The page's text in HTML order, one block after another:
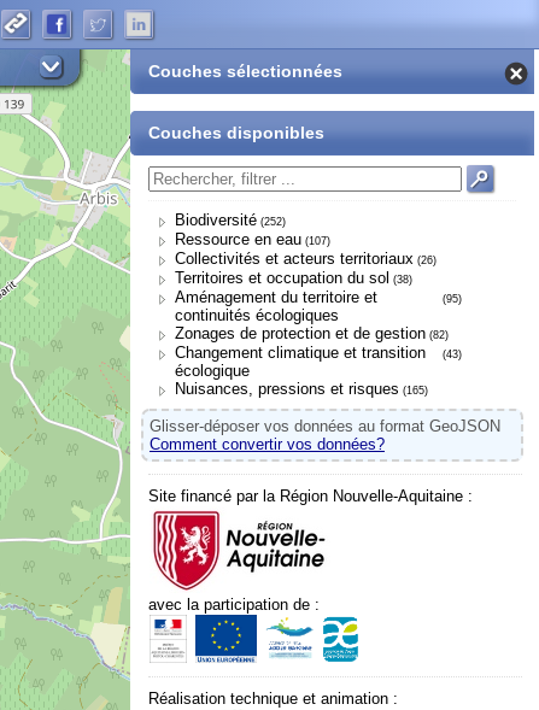
Couches sélectionnées
Couches disponibles
Biodiversité (252)
Ressource en eau (107)
Collectivités et acteurs territoriaux (26)
Territoires et occupation du sol (38)
Aménagement du territoire et
continuités écologiques
(95)
Zonages de protection et de gestion (82)
Changement climatique et transition
écologique
(43)
Nuisances, pressions et risques (165)
Glisser-déposer vos données au format GeoJSON
Comment convertir vos données?
Site financé par la Région Nouvelle-Aquitaine :
avec la participation de :
Réalisation technique et animation :